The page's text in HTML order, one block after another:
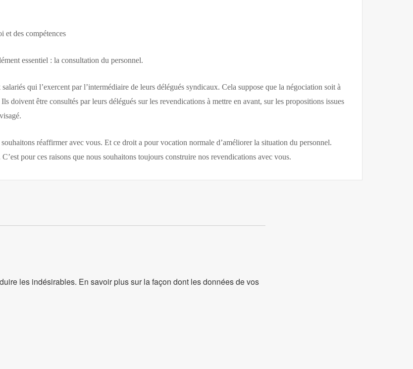
et des compétences
essentiel : la consultation du personnel.
qui l’exercent par l’intermédiaire de leurs délégués syndicaux. Cela suppose que la négociation soit à
doivent être consultés par leurs délégués sur les revendications à mettre en avant, sur les propositions issues
réaffirmer avec vous. Et ce droit a pour vocation normale d’améliorer la situation du personnel.
pour ces raisons que nous souhaitons toujours construire nos revendications avec vous.
les indésirables. En savoir plus sur la façon dont les données de vos